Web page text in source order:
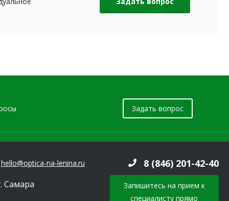
Задать вопрос
hello@optica-na-lenina.ru
Самара
8 (846) 201-42-40
Запишитесь на прием к
специалисту прямо